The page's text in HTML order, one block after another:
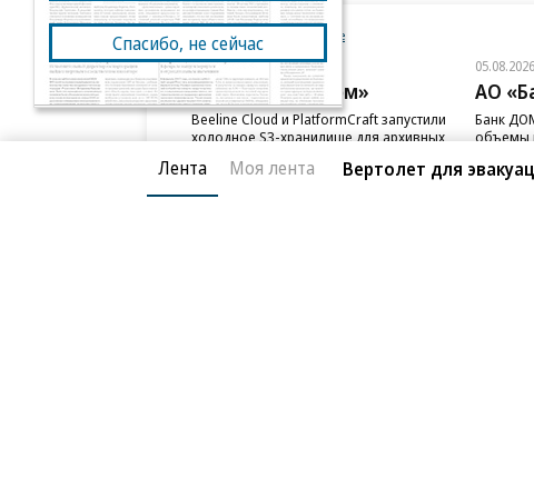
Новости компаний Все
05.08.2026
ПАО «ВымпелКом»
Beeline Cloud и PlatformCraft запустили
холодное S3-хранилище для архивных
05.08.2026
АО
Банк
объемы
Лента Моя лента Вертолет для
Спасибо, не сейчас